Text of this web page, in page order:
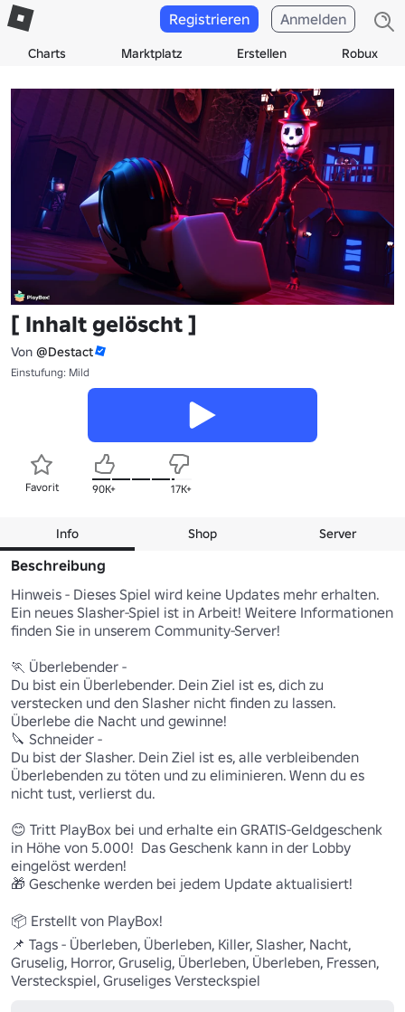
Charts Marktplatz Erstellen Robux
Registrieren Anmelden
[ Inhalt gelöscht ]
Von @Destact
Einstufung: Mild
Favorit 90K+ 17K+
Info Shop Server
Beschreibung
Hinweis - Dieses Spiel wird keine Updates mehr erhalten.
Ein neues Slasher-Spiel ist in Arbeit! Weitere Informationen
finden Sie in unserem Community-Server!
🏃 Überlebender -
Du bist ein Überlebender. Dein Ziel ist es, dich zu
verstecken und den Slasher nicht finden zu lassen.
Überlebe die Nacht und gewinne!
🔪 Schneider -
Du bist der Slasher. Dein Ziel ist es, alle verbleibenden
Überlebenden zu töten und zu eliminieren. Wenn du es
nicht tust, verlierst du.
😊 Tritt PlayBox bei und erhalte ein GRATIS-Geldgeschenk
in Höhe von 5.000!  Das Geschenk kann in der Lobby
eingelöst werden!
🎁 Geschenke werden bei jedem Update aktualisiert!
📦 Erstellt von PlayBox!
📌 Tags - Überleben, Überleben, Killer, Slasher, Nacht,
Gruselig, Horror, Gruselig, Überleben, Überleben, Fressen,
Versteckspiel, Gruseliges Versteckspiel